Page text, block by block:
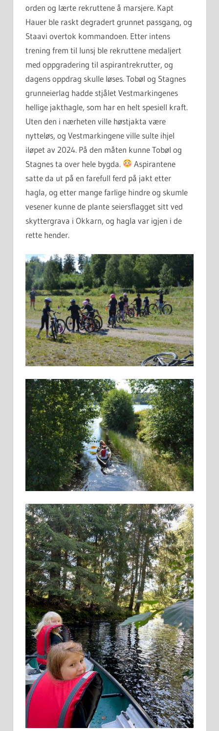
orden og lærte rekruttene å marsjere. Kapt
Hauer ble raskt degradert grunnet passgang, og
Staavi overtok kommandoen. Etter intens
trening frem til lunsj ble rekruttene medaljert
med oppgradering til aspirantrekrutter, og
dagens oppdrag skulle løses. Tobøl og Stagnes
grunneierlag hadde stjålet Vestmarkingenes
hellige jakthagle, som har en helt spesiell kraft.
Uten den i nærheten ville høstjakta være
nytteløs, og Vestmarkingene ville sulte ihjel
iløpet av 2024. På den måten kunne Tobøl og
Stagnes ta over hele bygda.
Aspirantene
satte da ut på en farefull ferd på jakt etter
hagla, og etter mange farlige hindre og skumle
vesener kunne de plante seiersflagget sitt ved
skyttergrava i Okkarn, og hagla var igjen i de
rette hender.